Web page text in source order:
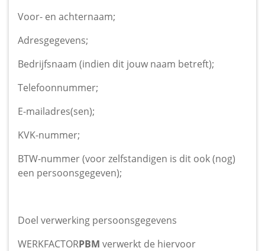
Voor- en achternaam;
Adresgegevens;
Bedrijfsnaam (indien dit jouw naam betreft);
Telefoonnummer;
E-mailadres(sen);
KVK-nummer;
BTW-nummer (voor zelfstandigen is dit ook (nog)
een persoonsgegeven);
Doel verwerking persoonsgegevens
WERKFACTORPBM verwerkt de hiervoor